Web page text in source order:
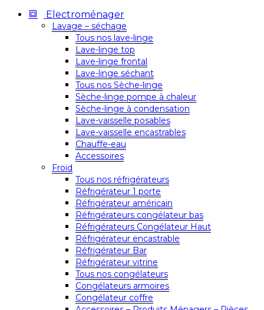
Electroménager
Lavage – séchage
Tous nos lave-linge
Lave-linge top
Lave-linge frontal
Lave-linge séchant
Tous nos Sèche-linge
Sèche-linge pompe à chaleur
Sèche-linge à condensation
Lave-vaisselle posables
Lave-vaisselle encastrables
Chauffe-eau
Accessoires
Froid
Tous nos réfrigérateurs
Réfrigérateur 1 porte
Réfrigérateur américain
Réfrigérateurs congélateur bas
Réfrigérateurs Congélateur Haut
Réfrigérateur encastrable
Réfrigérateur Bar
Réfrigérateur vitrine
Tous nos congélateurs
Congélateurs armoires
Congélateur coffre